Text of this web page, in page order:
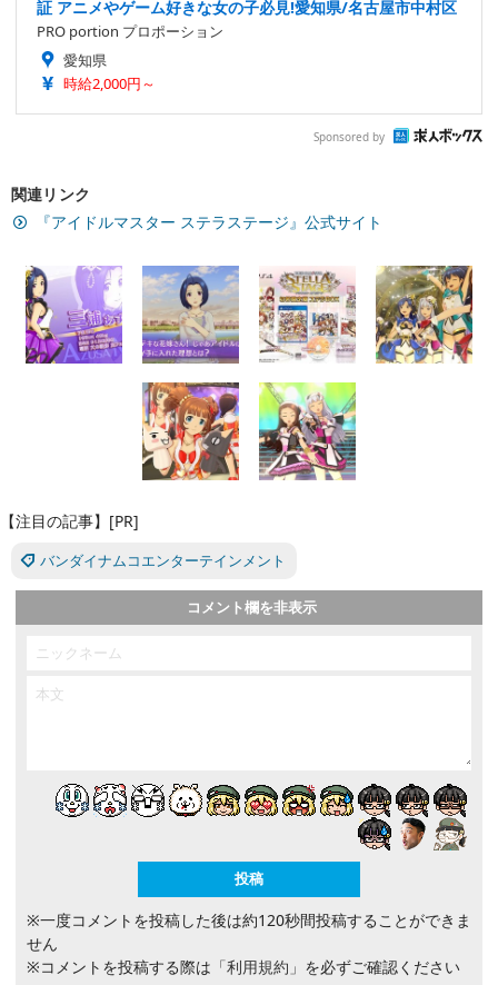
証 アニメやゲーム好きな女の子必見!愛知県/名古屋市中村区
PRO portion プロポーション
愛知県
時給2,000円～
Sponsored by
関連リンク
『アイドルマスター ステラステージ』公式サイト
【注目の記事】[PR]
バンダイナムコエンターテインメント
コメント欄を非表示
※一度コメントを投稿した後は約120秒間投稿することができま
せん
※コメントを投稿する際は 「利用規約」 を必ずご確認ください